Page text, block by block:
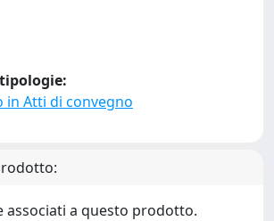
in Atti di convegno
associati a questo prodotto.